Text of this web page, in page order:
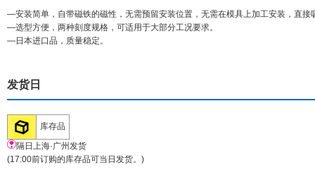
—安装简单，自带磁铁的磁性，无需预留安装位置，无需在模具上加工安装，直接
—选型方便，两种刻度规格，可适用于大部分工况要求。
—日本进口品，质量稳定。
发货日
库存品
隔日上海·广州发货
(17:00前订购的库存品可当日发货。)